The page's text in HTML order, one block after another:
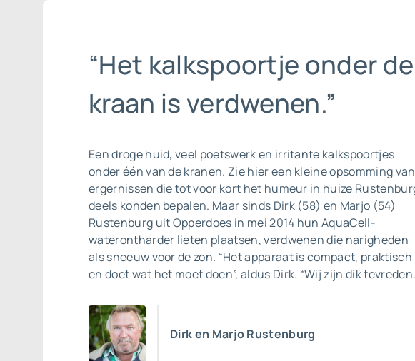
“Het kalkspoortje onder de
kraan is verdwenen.”
Een droge huid, veel poetswerk en irritante kalkspoortjes
onder één van de kranen. Zie hier een kleine opsomming van
ergernissen die tot voor kort het humeur in huize
deels konden bepalen. Maar sinds Dirk (58) en Marjo (54)
Rustenburg uit Opperdoes in mei 2014 hun AquaCell-
waterontharder lieten plaatsen, verdwenen die narigheden
als sneeuw voor de zon. “Het apparaat is compact, praktisch
en doet wat het moet doen”, aldus Dirk. “Wij zijn dik
Dirk en Marjo Rustenburg